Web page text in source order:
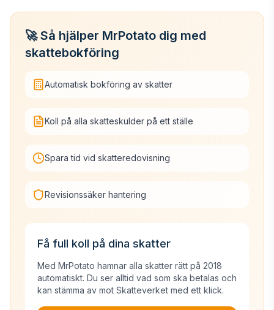
🚀 Så hjälper MrPotato dig med
skattebokföring
Automatisk bokföring av skatter
Koll på alla skatteskulder på ett ställe
Spara tid vid skatteredovisning
Revisionssäker hantering
Få full koll på dina skatter
Med MrPotato hamnar alla skatter rätt på 2018
automatiskt. Du ser alltid vad som ska betalas och
kan stämma av mot Skatteverket med ett klick.